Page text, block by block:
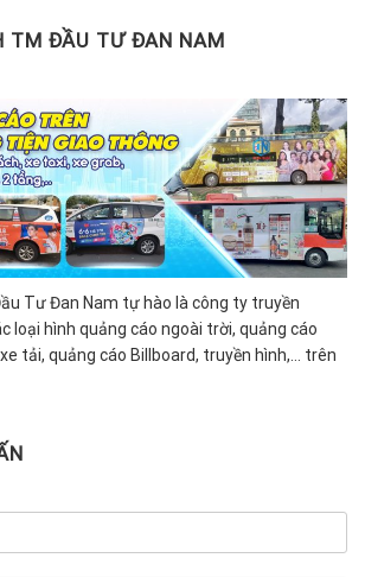
TM ĐẦU TƯ ĐAN NAM
Tư Đan Nam tự hào là công ty truyền
loại hình quảng cáo ngoài trời, quảng cáo
tải, quảng cáo Billboard, truyền hình,… trên